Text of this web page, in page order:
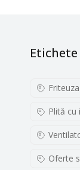
Etichete
Plită cu
Oferte